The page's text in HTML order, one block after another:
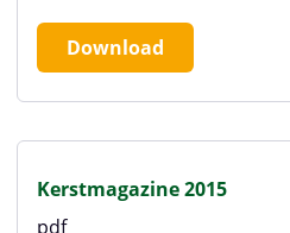
Download
Kerstmagazine 2015
pdf